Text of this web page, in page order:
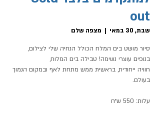
out
שבת, 30 במאי
  |
מצפה שלם
סיור מושט בים המלח הכולל הנחיה שלי לצילום,
חוויה ייחודית, בראשית ממש מתחת לאף ובמקום הנמוך
עלות: 550 ש״ח